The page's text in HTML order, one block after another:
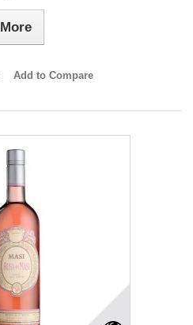
More
Add to Compare